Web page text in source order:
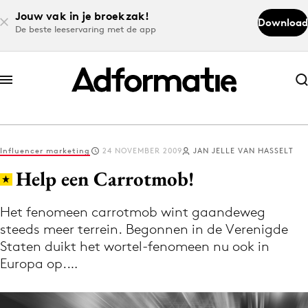
Jouw vak in je broekzak!
De beste leeservaring met de app
Download
Abonneer nu
Abonneer nu
Log in
Download de app
Volg het laatste nieuws via de Adformatie
Nieuws app
Influencer marketing 24 NOVEMBER 2009 JAN JELLE VAN HASSELT
Help een Carrotmob!
Het fenomeen carrotmob wint gaandeweg
steeds meer terrein. Begonnen in de Verenigde
Staten duikt het wortel-fenomeen nu ook in
Europa op.…